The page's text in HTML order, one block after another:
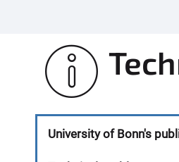
University of Bonn's